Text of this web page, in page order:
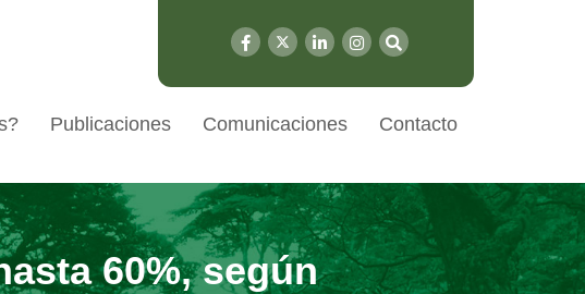
Publicaciones Comunicaciones Contacto
60%, según